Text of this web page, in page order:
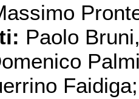
Paolo
Faidiga;